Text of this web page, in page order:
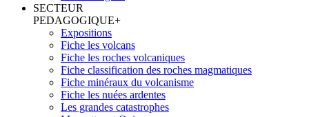
SECTEUR
PEDAGOGIQUE+
Expositions
Fiche les volcans
Fiche les roches volcaniques
Fiche classification des roches magmatiques
Fiche minéraux du volcanisme
Fiche les nuées ardentes
Les grandes catastrophes